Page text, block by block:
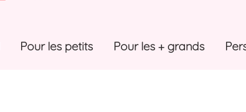
Pour les petits Pour les + grands